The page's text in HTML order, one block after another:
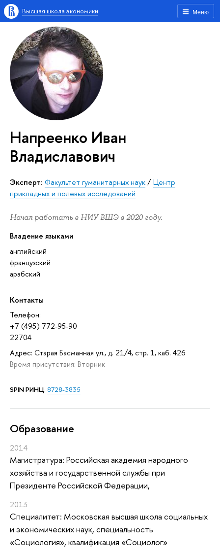
Меню
Высшая школа экономики
Напреенко Иван
Владиславович
Эксперт: Факультет гуманитарных наук/Центр
прикладных и полевых исследований
Начал работать в НИУ ВШЭ в 2020 году.
Владение языками
английский
французский
арабский
Контакты
Телефон:
+7 (495) 772-95-90
22704
Адрес: Старая Басманная ул., д. 21/4, стр. 1, каб. 426
Время присутствия: Вторник
SPIN РИНЦ: 8728-3835
Oбразование
2014
Магистратура: Российская академия народного
хозяйства и государственной службы при
Президенте Российской Федерации,
2013
Специалитет: Московская высшая школа социальных
и экономических наук, специальность
«Социология», квалификация «Социолог»